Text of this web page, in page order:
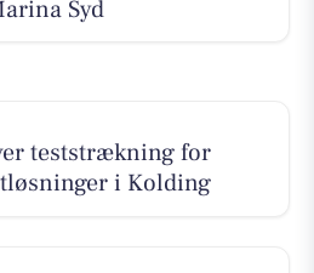
Syd
teststrækning for
i Kolding